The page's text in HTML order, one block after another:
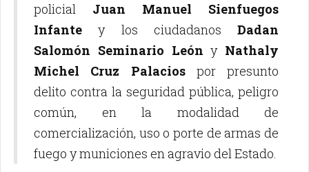
policial Juan Manuel Sienfuegos
Infante y los ciudadanos Dadan
Salomón Seminario León y Nathaly
Michel Cruz Palaciospor presunto
delito contra la seguridad pública, peligro
común, en la modalidad de
comercialización, uso o porte de armas de
fuego y municiones en agravio del Estado.